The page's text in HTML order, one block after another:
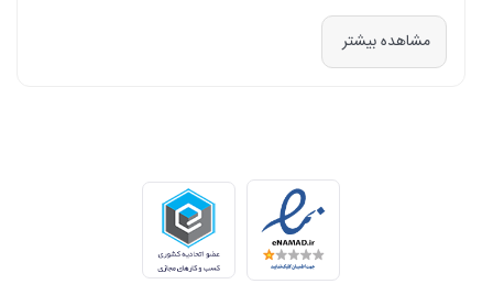
در دنیای پرشتاب امروز که کسب‌وکارها و سازمان‌ها برای افزایش بهره‌وری خود به
فناوری‌های نوین وابسته‌اند، دسترسی به ابزارهای کارآمد و قابل اعتماد یک
ما، ارائه راهکارهای جامع، از مشاوره پیش از خرید تا پشتیبانی پس از فروش،
برای سازمان‌ها، شرکت‌ها و کاربران خانگی است.
طیف کاملی از محصولات برای هر نیازی
ما در جهان چاپگر، مجموعه‌ای گسترده از برترین برندهای جهانی را گرد هم
مشاهده بیشتر